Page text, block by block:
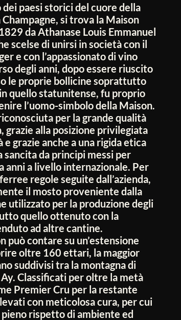
dei paesi storici del cuore della
si trova la Maison
da Athanase Louis Emmanuel
scelse di unirsi in società con il
e con l’appassionato di vino
degli anni, dopo essere riuscito
le proprie bollicine soprattutto
quello statunitense, fu proprio
l’uomo-simbolo della Maison.
per la grande qualità
grazie alla posizione privilegiata
grazie anche a una rigida etica
da principi messi per
anni a livello internazionale. Per
regole seguite dall’azienda,
il mosto proveniente dalla
utilizzato per la produzione degli
quello ottenuto con la
ad altre cantine.
può contare su un’estensione
oltre 160 ettari, la maggior
suddivisi tra la montagna di
Classificati per oltre la metà
Premier Cru per la restante
con meticolosa cura, per cui
rispetto di ambiente ed